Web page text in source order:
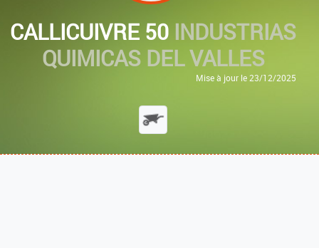
CALLICUIVRE 50 INDUSTRIAS
QUIMICAS DEL VALLES
Mise à jour le 23/12/2025